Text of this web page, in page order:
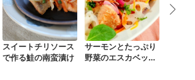
スイートチリソース
で作る鮭の南蛮漬け
サーモンとたっぷり
野菜のエスカベッシ